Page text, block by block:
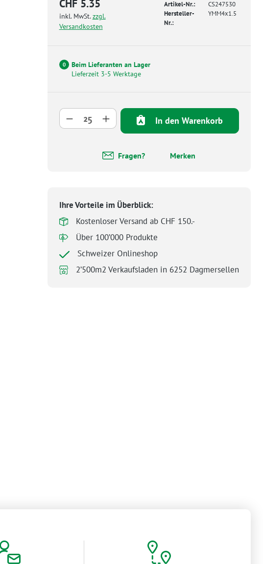
CHF 5.35
inkl. MwSt.zzgl.
Versandkosten
Artikel-Nr.:
CS247530
Hersteller-
Nr.:
YMM4x1.5
0
Beim Lieferanten an Lager
Lieferzeit 3-5 Werktage
Produkt Anzahl: Gib den gewünschten
In den Warenkorb
Fragen? Merken
Ihre Vorteile im Überblick:
Kostenloser Versand ab CHF 150.-
Über 100’000 Produkte
Schweizer Onlineshop
2’500m2 Verkaufsladen in 6252 Dagmersellen